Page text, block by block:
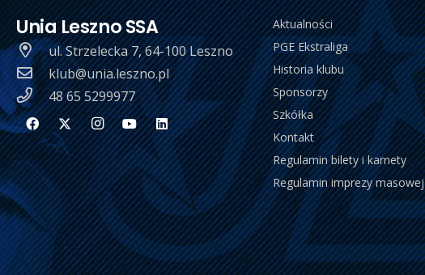
Unia Leszno SSA
ul. Strzelecka 7, 64-100 Leszno
klub@unia.leszno.pl
48 65 5299977
Aktualności
PGE Ekstraliga
Historia klubu
Sponsorzy
Szkółka
Kontakt
Regulamin bilety i karnety
Regulamin imprezy masowej